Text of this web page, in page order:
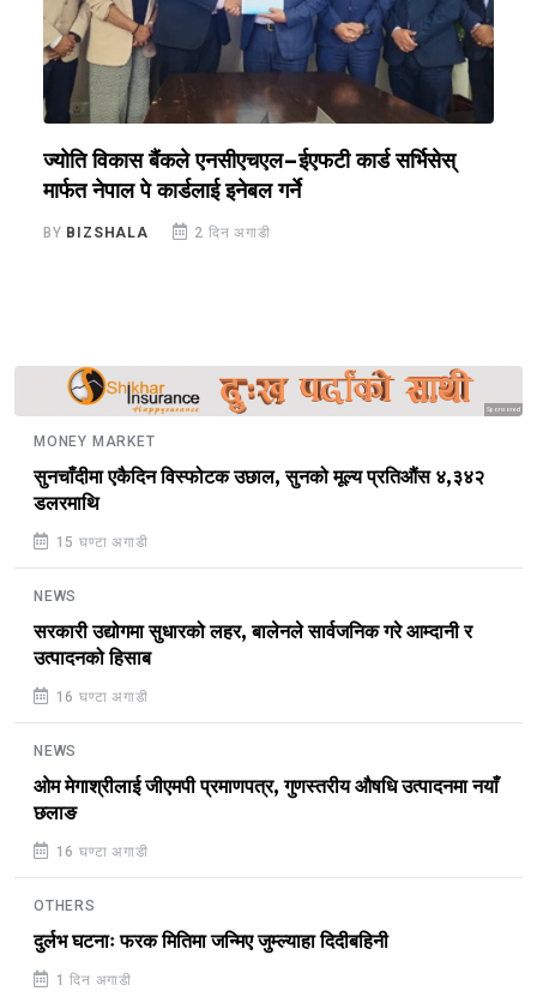
ज्योति विकास बैंकले एनसीएचएल–ईएफटी कार्ड सर्भिसेस्
मार्फत नेपाल पे कार्डलाई इनेबल गर्ने
BY BIZSHALA 2 दिन अगाडी
Sponsored
MONEY MARKET
सुनचाँदीमा एकैदिन विस्फोटक उछाल, सुनको मूल्य प्रतिऔंस ४,३४२
डलरमाथि
15 घण्टा अगाडी
NEWS
सरकारी उद्योगमा सुधारको लहर, बालेनले सार्वजनिक गरे आम्दानी र
उत्पादनको हिसाब
16 घण्टा अगाडी
NEWS
ओम मेगाश्रीलाई जीएमपी प्रमाणपत्र, गुणस्तरीय औषधि उत्पादनमा नयाँ
छलाङ
16 घण्टा अगाडी
OTHERS
दुर्लभ घटनाः फरक मितिमा जन्मिए जुम्ल्याहा दिदीबहिनी
1 दिन अगाडी